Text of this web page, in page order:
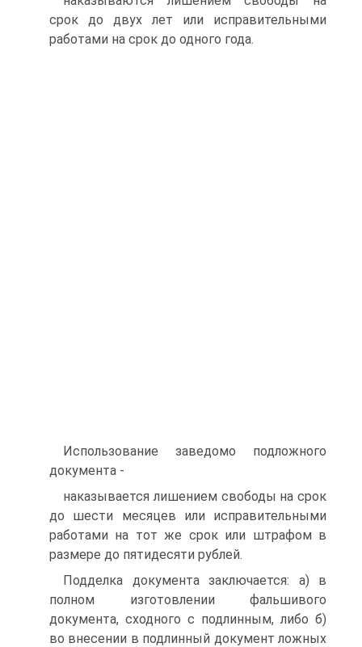
срок до двух лет или исправительными
работами на срок до одного года.
Использование заведомо подложного
документа -
наказывается лишением свободы на срок
до шести месяцев или исправительными
работами на тот же срок или штрафом в
размере до пятидесяти рублей.
Подделка документа заключается: а) в
полном изготовлении фальшивого
документа, сходного с подлинным, либо б)
во внесении в подлинный документ ложных